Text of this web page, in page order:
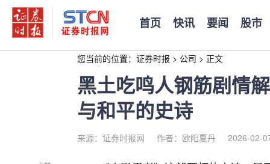
首页 快讯 要闻 股市
您当前的位置： 证券时报 > 公司 > 正文
黑土吃鸣人钢筋剧情
与和平的史诗
来源：证券时报网 作者：欧阳夏丹 2026-02-